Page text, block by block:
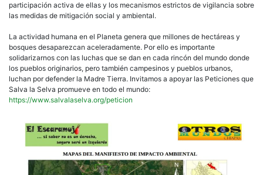
participación activa de ellas y los mecanismos estrictos de vigilancia sobre
las medidas de mitigación social y ambiental.
La actividad humana en el Planeta genera que millones de hectáreas y
bosques desaparezcan aceleradamente. Por ello es importante
solidarizarnos con las luchas que se dan en cada rincón del mundo donde
los pueblos originarios, pero también campesinos y pueblos urbanos,
luchan por defender la Madre Tierra. Invitamos a apoyar las Peticiones que
Salva la Selva promueve en todo el mundo:
https://www.salvalaselva.org/peticion